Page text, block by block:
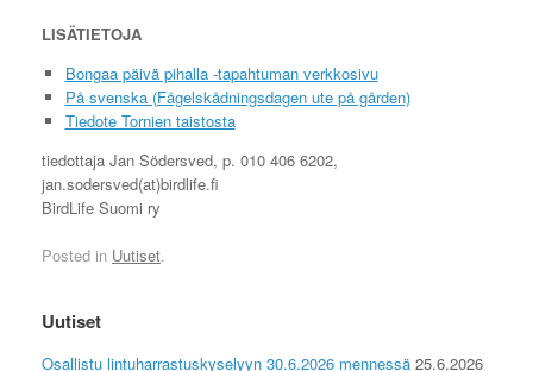
LISÄTIETOJA
Bongaa päivä pihalla -tapahtuman verkkosivu
På svenska (Fågelskådningsdagen ute på gården)
Tiedote Tornien taistosta
tiedottaja Jan Södersved, p. 010 406 6202,
jan.sodersved(at)birdlife.fi
BirdLife Suomi ry
Posted in Uutiset.
Uutiset
Osallistu lintuharrastuskyselyyn 30.6.2026 mennessä 25.6.2026